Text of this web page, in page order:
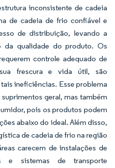
inconsistente de cadeia
de cadeia de frio confiável e
de distribuição, levando a
da qualidade do produto. Os
controle adequado de
frescura e vida útil, são
ineficiências. Esse problema
geral, mas também
pois os produtos podem
abaixo do ideal. Além disso,
de cadeia de frio na região
carecem de instalações de
e sistemas de transporte